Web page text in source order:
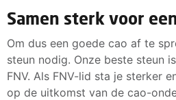
Samen sterk voor
Om dus een goede cao af te
steun nodig. Onze beste steun
FNV. Als FNV-lid sta je sterker
op de uitkomst van de cao-